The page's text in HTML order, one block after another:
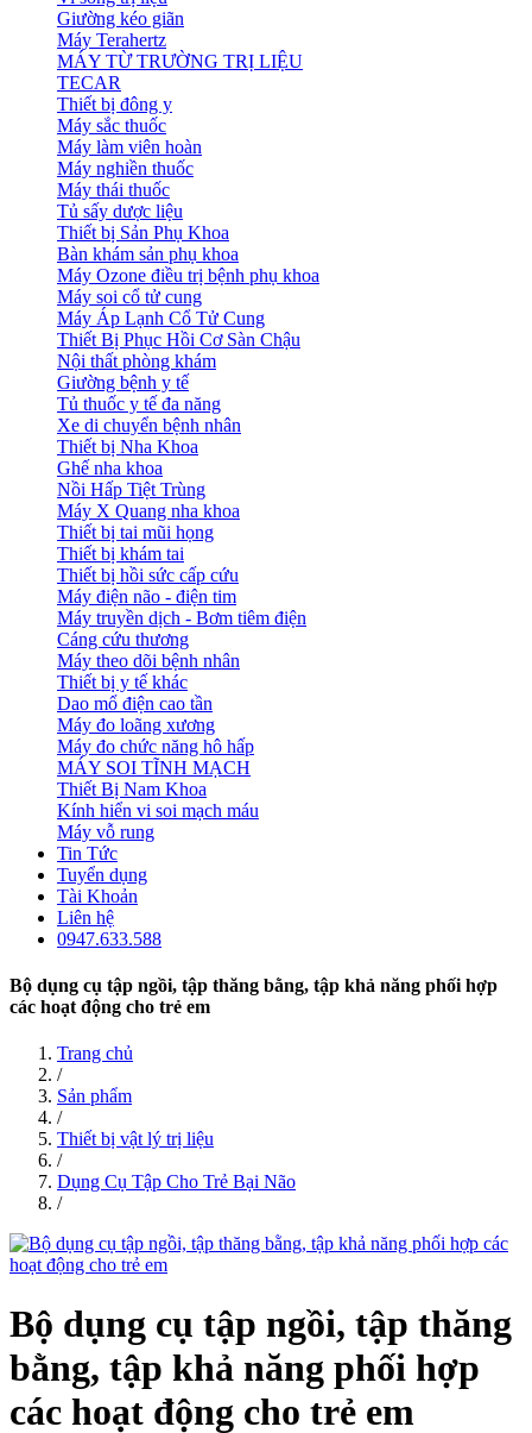
Giường kéo giãn
Máy Terahertz
MÁY TỪ TRƯỜNG TRỊ LIỆU
TECAR
Thiết bị đông y
Máy sắc thuốc
Máy làm viên hoàn
Máy nghiền thuốc
Máy thái thuốc
Tủ sấy dược liệu
Thiết bị Sản Phụ Khoa
Bàn khám sản phụ khoa
Máy Ozone điều trị bệnh phụ khoa
Máy soi cổ tử cung
Máy Áp Lạnh Cổ Tử Cung
Thiết Bị Phục Hồi Cơ Sàn Chậu
Nội thất phòng khám
Giường bệnh y tế
Tủ thuốc y tế đa năng
Xe di chuyển bệnh nhân
Thiết bị Nha Khoa
Ghế nha khoa
Nồi Hấp Tiệt Trùng
Máy X Quang nha khoa
Thiết bị tai mũi họng
Thiết bị khám tai
Thiết bị hồi sức cấp cứu
Máy điện não - điện tim
Máy truyền dịch - Bơm tiêm điện
Cáng cứu thương
Máy theo dõi bệnh nhân
Thiết bị y tế khác
Dao mổ điện cao tần
Máy đo loãng xương
Máy đo chức năng hô hấp
MÁY SOI TĨNH MẠCH
Thiết Bị Nam Khoa
Kính hiển vi soi mạch máu
Máy vỗ rung
Tin Tức
Tuyển dụng
Tài Khoản
Liên hệ
0947.633.588
Bộ dụng cụ tập ngồi, tập thăng bằng, tập khả năng phối hợp
các hoạt động cho trẻ em
Trang chủ
/
Sản phẩm
/
Thiết bị vật lý trị liệu
/
Dụng Cụ Tập Cho Trẻ Bại Não
/
Bộ dụng cụ tập ngồi, tập thăng
bằng, tập khả năng phối hợp
các hoạt động cho trẻ em